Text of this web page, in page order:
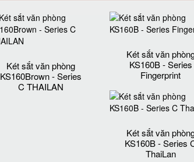
Két sắt văn phòng
KS160Brown - Series
C THAILAN
Két sắt văn
KS160B - Series
Fingerprint
Két sắt văn
KS160B - Series
ThaiLan